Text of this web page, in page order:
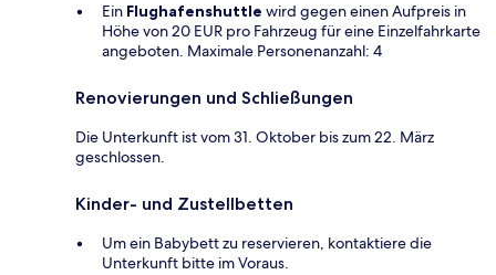
Ein Flughafenshuttle wird gegen einen Aufpreis in
Höhe von 20 EUR pro Fahrzeug für eine Einzelfahrkarte
angeboten. Maximale Personenanzahl: 4
Renovierungen und Schließungen
Die Unterkunft ist vom 31. Oktober bis zum 22. März
geschlossen.
Kinder- und Zustellbetten
Um ein Babybett zu reservieren, kontaktiere die
Unterkunft bitte im Voraus.